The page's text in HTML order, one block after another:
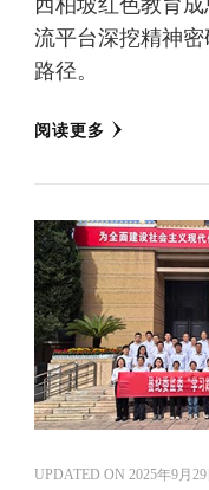
西柏坡红色教育
流平台深挖精神
路径。
阅读更多
UPDATED ON 2025年9月29